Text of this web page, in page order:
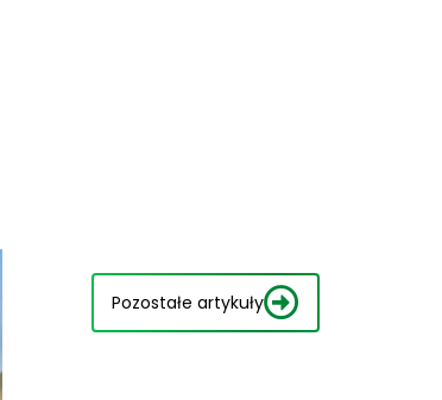
Pozostałe artykuły